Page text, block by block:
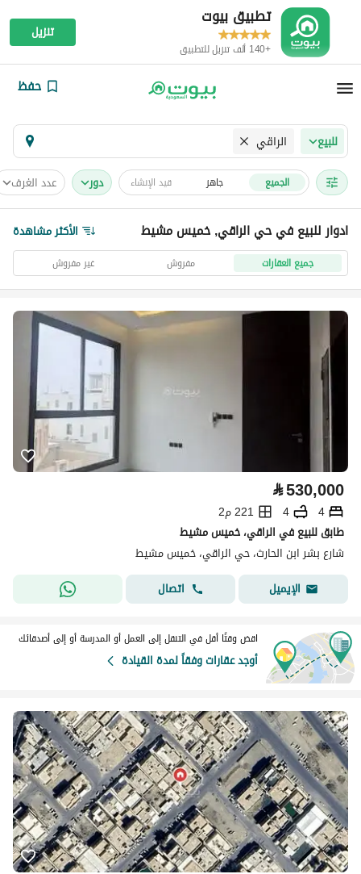
تطبيق بيوت
+140 ألف تنزيل للتطبيق
تنزيل
حفظ
للبيع الراقي
الجميع جاهز قيد الإنشاء دور عدد الغرف
ادوار للبيع في حي الراقي, خميس مشيط الأكثر مشاهدة
جميع العقارات مفروش غير مفروش
⃁530,000
4
4
221 م2
طابق للبيع في الراقي، خميس مشيط
شارع بشر ابن الحارث، حي الراقي، خميس مشيط
الإيميل
اتصال
اقض وقتًا أقل في التنقل إلى العمل أو المدرسة أو إلى أصدقائك
أوجد عقارات وفقاً لمدة القيادة